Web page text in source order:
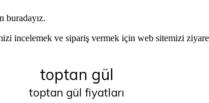
buradayız.
incelemek ve sipariş vermek için web sitemizi
toptan gül
toptan gül fiyatları